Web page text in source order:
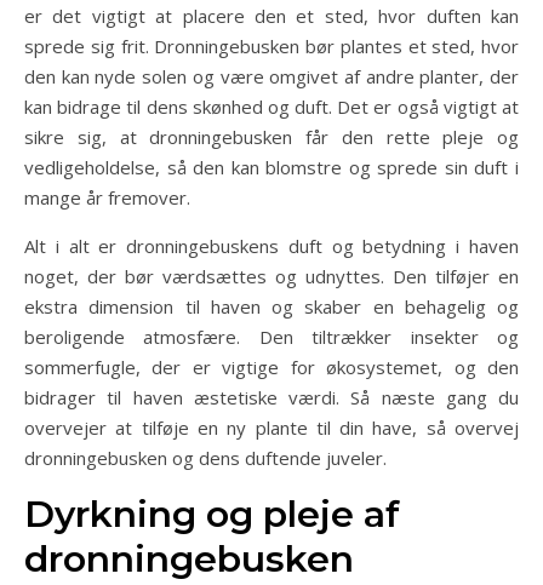
er det vigtigt at placere den et sted, hvor duften kan
sprede sig frit. Dronningebusken bør plantes et sted, hvor
den kan nyde solen og være omgivet af andre planter, der
kan bidrage til dens skønhed og duft. Det er også vigtigt at
sikre sig, at dronningebusken får den rette pleje og
vedligeholdelse, så den kan blomstre og sprede sin duft i
mange år fremover.
Alt i alt er dronningebuskens duft og betydning i haven
noget, der bør værdsættes og udnyttes. Den tilføjer en
ekstra dimension til haven og skaber en behagelig og
beroligende atmosfære. Den tiltrækker insekter og
sommerfugle, der er vigtige for økosystemet, og den
bidrager til haven æstetiske værdi. Så næste gang du
overvejer at tilføje en ny plante til din have, så overvej
dronningebusken og dens duftende juveler.
Dyrkning og pleje af
dronningebusken